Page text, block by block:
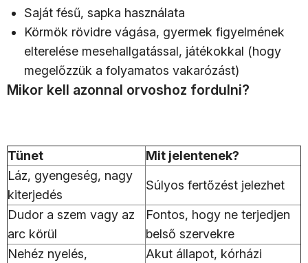
Saját fésű, sapka használata
Körmök rövidre vágása, gyermek figyelmének
elterelése mesehallgatással, játékokkal (hogy
megelőzzük a folyamatos vakarózást)
Mikor kell azonnal orvoshoz fordulni?
Tünet
Mit jelentenek?
Láz, gyengeség, nagy
kiterjedés
Súlyos fertőzést jelezhet
Dudor a szem vagy az
arc körül
Fontos, hogy ne terjedjen
belső szervekre
Nehéz nyelés,
Akut állapot, kórházi